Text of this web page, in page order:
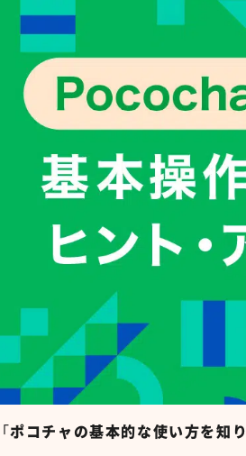
「ポコチャの基本的な使い方を知り